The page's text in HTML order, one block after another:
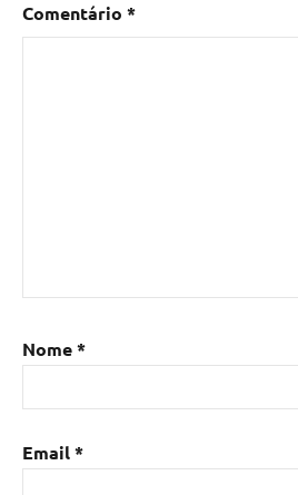
Comentário *
Nome*
Email*